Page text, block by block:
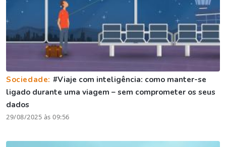
Sociedade: #Viaje com inteligência: como manter-se
ligado durante uma viagem – sem comprometer os seus
dados
29/08/2025 às 09:56